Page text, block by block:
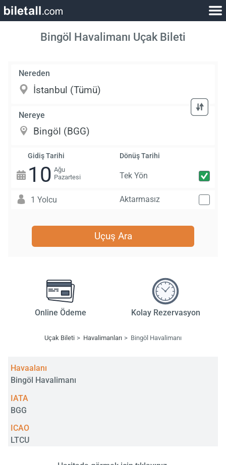
Bingöl Havalimanı Uçak Bileti
Nereden
Nereye
Gidiş Tarihi
10 Ağu
Pazartesi
Dönüş Tarihi
Tek Yön
1 Yolcu Aktarmasız
Uçuş Ara
Online Ödeme Kolay Rezervasyon
Uçak Bileti Havalimanları Bingöl Havalimanı
Havaalanı
Bingöl Havalimanı
IATA
BGG
ICAO
LTCU